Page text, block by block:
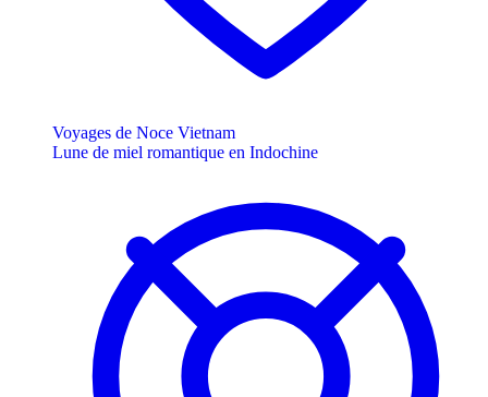
Voyages de Noce Vietnam
Lune de miel romantique en Indochine